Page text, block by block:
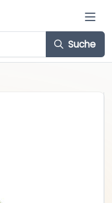
Suche